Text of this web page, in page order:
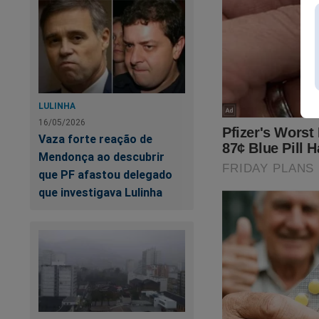
LULINHA
16/05/2026
Vaza forte reação de
Mendonça ao descubrir
que PF afastou delegado
que investigava Lulinha
isso, o setor
transparência